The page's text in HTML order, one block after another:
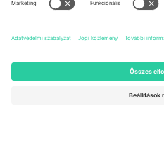
Newark, Delaware 19713, United
States